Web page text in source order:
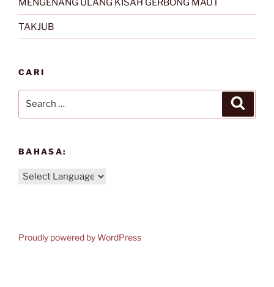
MENGENANG ULANG KISAH GERBONG MAUT
TAKJUB
CARI
BAHASA:
Proudly powered by WordPress